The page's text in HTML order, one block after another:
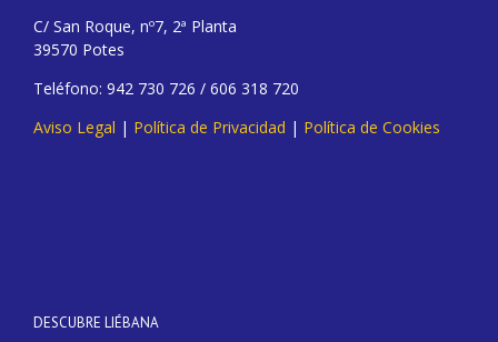
C/ San Roque, nº7, 2ª Planta
39570 Potes
Teléfono: 942 730 726 / 606 318 720
Aviso Legal | Política de Privacidad | Política de Cookies
DESCUBRE LIÉBANA